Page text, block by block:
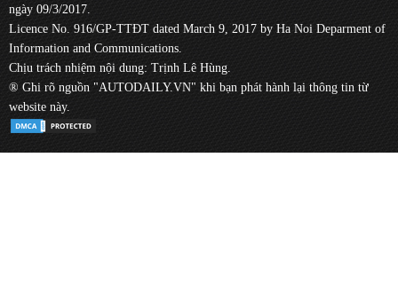
ngày 09/3/2017.
Licence No. 916/GP-TTĐT dated March 9, 2017 by Ha Noi Deparment of
Information and Communications.
Chịu trách nhiệm nội dung: Trịnh Lê Hùng.
® Ghi rõ nguồn "AUTODAILY.VN" khi bạn phát hành lại thông tin từ
website này.